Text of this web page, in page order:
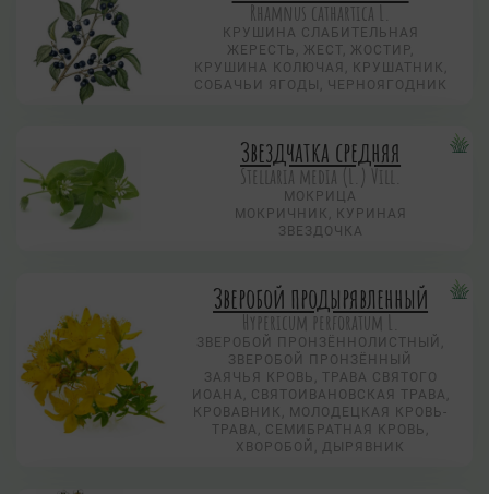
Rhamnus cathartica L.
КРУШИНА СЛАБИТЕЛЬНАЯ
ЖЕРЕСТЬ, ЖЕСТ, ЖОСТИР,
КРУШИНА КОЛЮЧАЯ, КРУШАТНИК,
СОБАЧЬИ ЯГОДЫ, ЧЕРНОЯГОДНИК
Звездчатка средняя
Stellaria media (L.) Vill.
МОКРИЦА
МОКРИЧНИК, КУРИНАЯ
ЗВЕЗДОЧКА
Зверобой продырявленный
Hypericum perforatum L.
ЗВЕРОБОЙ ПРОНЗЁННОЛИСТНЫЙ,
ЗВЕРОБОЙ ПРОНЗЁННЫЙ
ЗАЯЧЬЯ КРОВЬ, ТРАВА СВЯТОГО
ИОАНА, СВЯТОИВАНОВСКАЯ ТРАВА,
КРОВАВНИК, МОЛОДЕЦКАЯ КРОВЬ-
ТРАВА, СЕМИБРАТНАЯ КРОВЬ,
ХВОРОБОЙ, ДЫРЯВНИК